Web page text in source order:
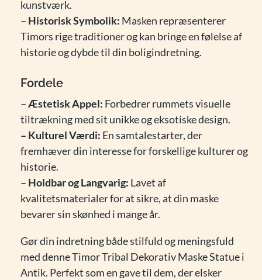
kunstværk.
– Historisk Symbolik: Masken repræsenterer
Timors rige traditioner og kan bringe en følelse af
historie og dybde til din boligindretning.
Fordele
– Æstetisk Appel: Forbedrer rummets visuelle
tiltrækning med sit unikke og eksotiske design.
– Kulturel Værdi: En samtalestarter, der
fremhæver din interesse for forskellige kulturer og
historie.
– Holdbar og Langvarig: Lavet af
kvalitetsmaterialer for at sikre, at din maske
bevarer sin skønhed i mange år.
Gør din indretning både stilfuld og meningsfuld
med denne Timor Tribal Dekorativ Maske Statue i
Antik. Perfekt som en gave til dem, der elsker